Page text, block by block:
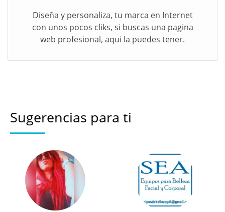
Diseña y personaliza, tu marca en Internet
con unos pocos cliks, si buscas una pagina
web profesional, aqui la puedes tener.
Sugerencias para ti